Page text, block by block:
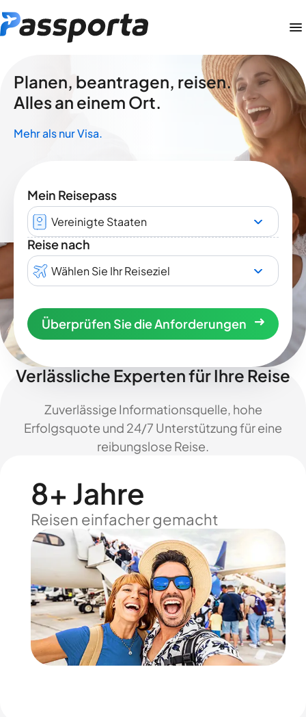
Planen, beantragen, reisen.
Alles an einem Ort.
Mehr als nur Visa.
Mein Reisepass
Vereinigte Staaten
Reise nach
Wählen Sie Ihr Reiseziel
Überprüfen Sie die Anforderungen
Verlässliche Experten für Ihre Reise
Zuverlässige Informationsquelle, hohe
Erfolgsquote und 24/7 Unterstützung für eine
reibungslose Reise.
8+ Jahre
Reisen einfacher gemacht